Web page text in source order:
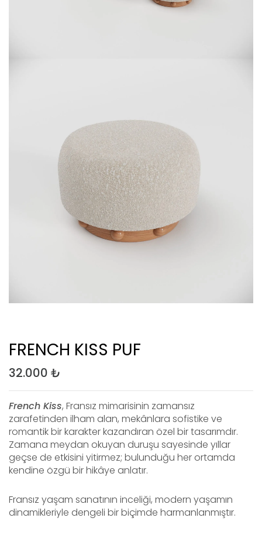
FRENCH KISS PUF
32.000 ₺
French Kiss, Fransız mimarisinin zamansız
zarafetinden ilham alan, mekânlara sofistike ve
romantik bir karakter kazandıran özel bir tasarımdır.
Zamana meydan okuyan duruşu sayesinde yıllar
geçse de etkisini yitirmez; bulunduğu her ortamda
kendine özgü bir hikâye anlatır.
Fransız yaşam sanatının inceliği, modern yaşamın
dinamikleriyle dengeli bir biçimde harmanlanmıştır.